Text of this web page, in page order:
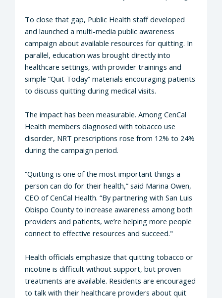
To close that gap, Public Health staff developed
and launched a multi-media public awareness
campaign about available resources for quitting. In
parallel, education was brought directly into
healthcare settings, with provider trainings and
simple “Quit Today” materials encouraging patients
to discuss quitting during medical visits.
The impact has been measurable. Among CenCal
Health members diagnosed with tobacco use
disorder, NRT prescriptions rose from 12% to 24%
during the campaign period.
“Quitting is one of the most important things a
person can do for their health,” said Marina Owen,
CEO of CenCal Health. “By partnering with San Luis
Obispo County to increase awareness among both
providers and patients, we’re helping more people
connect to effective resources and succeed."
Health officials emphasize that quitting tobacco or
nicotine is difficult without support, but proven
treatments are available. Residents are encouraged
to talk with their healthcare providers about quit